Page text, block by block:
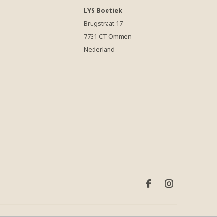
LYS Boetiek
Brugstraat 17
7731 CT Ommen
Nederland